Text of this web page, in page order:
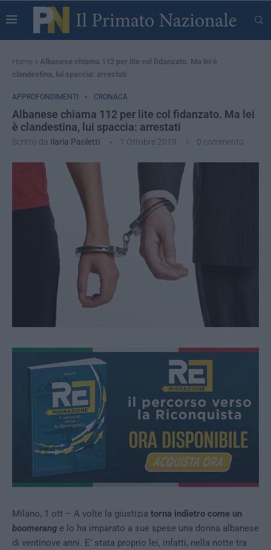
Home » Albanese chiama 112 per lite col fidanzato. Ma lei è
clandestina, lui spaccia: arrestati
APPROFONDIMENTI CRONACA
Albanese chiama 112 per lite col fidanzato. Ma lei
è clandestina, lui spaccia: arrestati
Scritto da Ilaria Paoletti 1 Ottobre 2019 0 commento
Milano, 1 ott – A volte la giustizia torna indietro come un
boomerang e lo ha imparato a sue spese una donna albanese
di ventinove anni. E’ stata proprio lei, infatti, nella notte tra